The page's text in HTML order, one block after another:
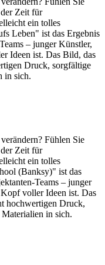
der Zeit für
ein tolles
Leben" ist das Ergebnis
– junger Künstler,
Ideen ist. Das Bild, das
Druck, sorgfältige
in sich.
Fühlen Sie
der Zeit für
ein tolles
(Banksy)" ist das
Teams – junger
voller Ideen ist. Das
hochwertigen Druck,
in sich.